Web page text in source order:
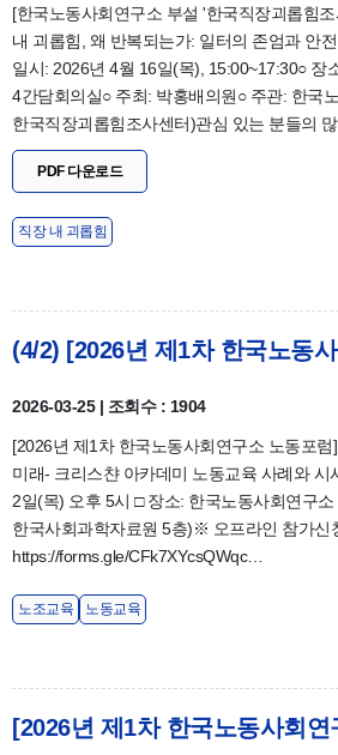
[한국노동사회연구소 부설 '한국직장괴롭힘
내 괴롭힘, 왜 반복되는가: 일터의 존엄과 안
일시: 2026년 4월 16일(목), 15:00~17:30○ 장
4간담회의실○ 주최: 박홍배의원○ 주관: 한국
한국직장괴롭힘조사센터)관심 있는 분들의
PDF 다운로드
직장 내 괴롭힘
2026-03-25 | 조회수 : 1904
[2026년 제1차 한국노동사회연구소 노동포
미래- 크리스챤 아카데미 노동교육 사례와 시
2일(목) 오후 5시 □ 장소: 한국노동사회연구소
한국사회과학자료원 5층)※ 오프라인 참가신
https://forms.gle/CFk7XYcsQWqc…
노조교육 노동교육